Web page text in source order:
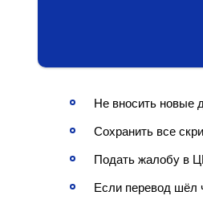
Не вносить новые
Сохранить все
Подать жалобу в
Если перевод шёл